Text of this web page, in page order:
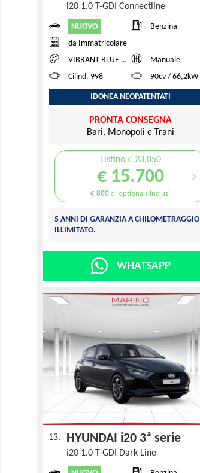
i20 1.0 T-GDI Connectline
NUOVO
Benzina
da Immatricolare
VIBRANT BLUE TWO TONE
Manuale
Cilind. 998
90cv / 66,2kW
IDONEA NEOPATENTATI
PRONTA CONSEGNA
Bari, Monopoli e Trani
Listino € 23.050
€ 15.700
€ 800 di optionals inclusi
5 ANNI DI GARANZIA A CHILOMETRAGGIO
ILLIMITATO.
WHATSAPP
13. HYUNDAI i20 3ª serie
i20 1.0 T-GDI Dark Line